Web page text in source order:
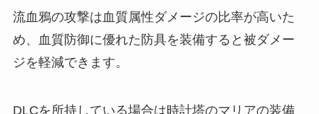
流血鴉の攻撃は血質属性ダメージの比率が高いた
め、血質防御に優れた防具を装備すると被ダメー
ジを軽減できます。
DLCを所持している場合は時計塔のマリアの装備